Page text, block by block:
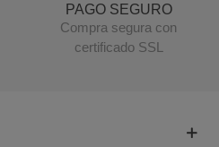
PAGO SEGURO
Compra segura con
certificado SSL